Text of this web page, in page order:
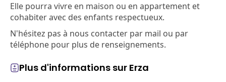
Elle pourra vivre en maison ou en appartement et
cohabiter avec des enfants respectueux.
N'hésitez pas à nous contacter par mail ou par
téléphone pour plus de renseignements.
Plus d'informations sur Erza